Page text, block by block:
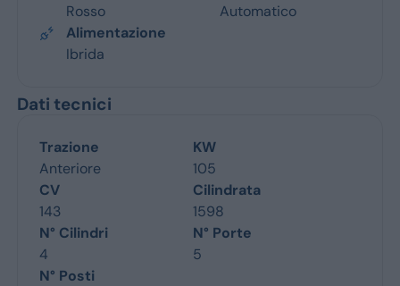
Rosso
Automatico
Alimentazione
Ibrida
Dati tecnici
Trazione
Anteriore
KW
105
CV
143
Cilindrata
1598
N° Cilindri
4
N° Porte
5
N° Posti